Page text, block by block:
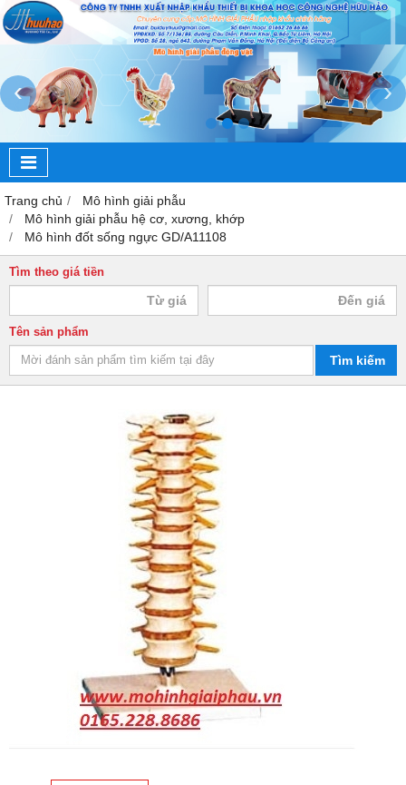
‹ ›
Trang chủ
Mô hình giải phẫu
Mô hình giải phẫu hệ cơ, xương, khớp
Mô hình đốt sống ngực GD/A11108
Tìm theo giá tiền
Tên sản phẩm
Tìm kiếm